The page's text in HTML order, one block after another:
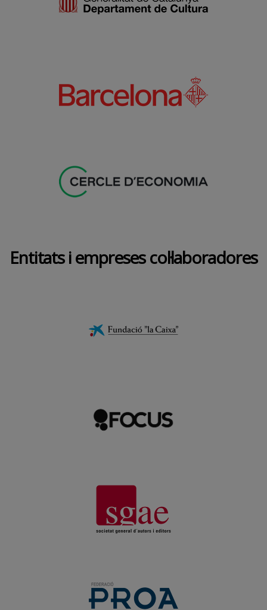
Entitats i empreses col·laboradores